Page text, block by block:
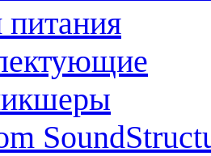
питания